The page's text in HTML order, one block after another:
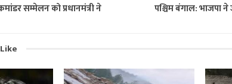
सम्मेलन को प्रधानमंत्री ने
पश्चिम बंगाल: भाजपा ने